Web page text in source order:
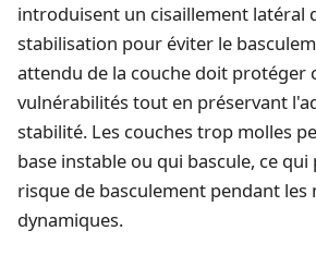
introduisent un cisaillement latéral
stabilisation pour éviter le
attendu de la couche doit protéger
vulnérabilités tout en préservant
stabilité. Les couches trop molles
base instable ou qui bascule, ce
risque de basculement pendant les
dynamiques.